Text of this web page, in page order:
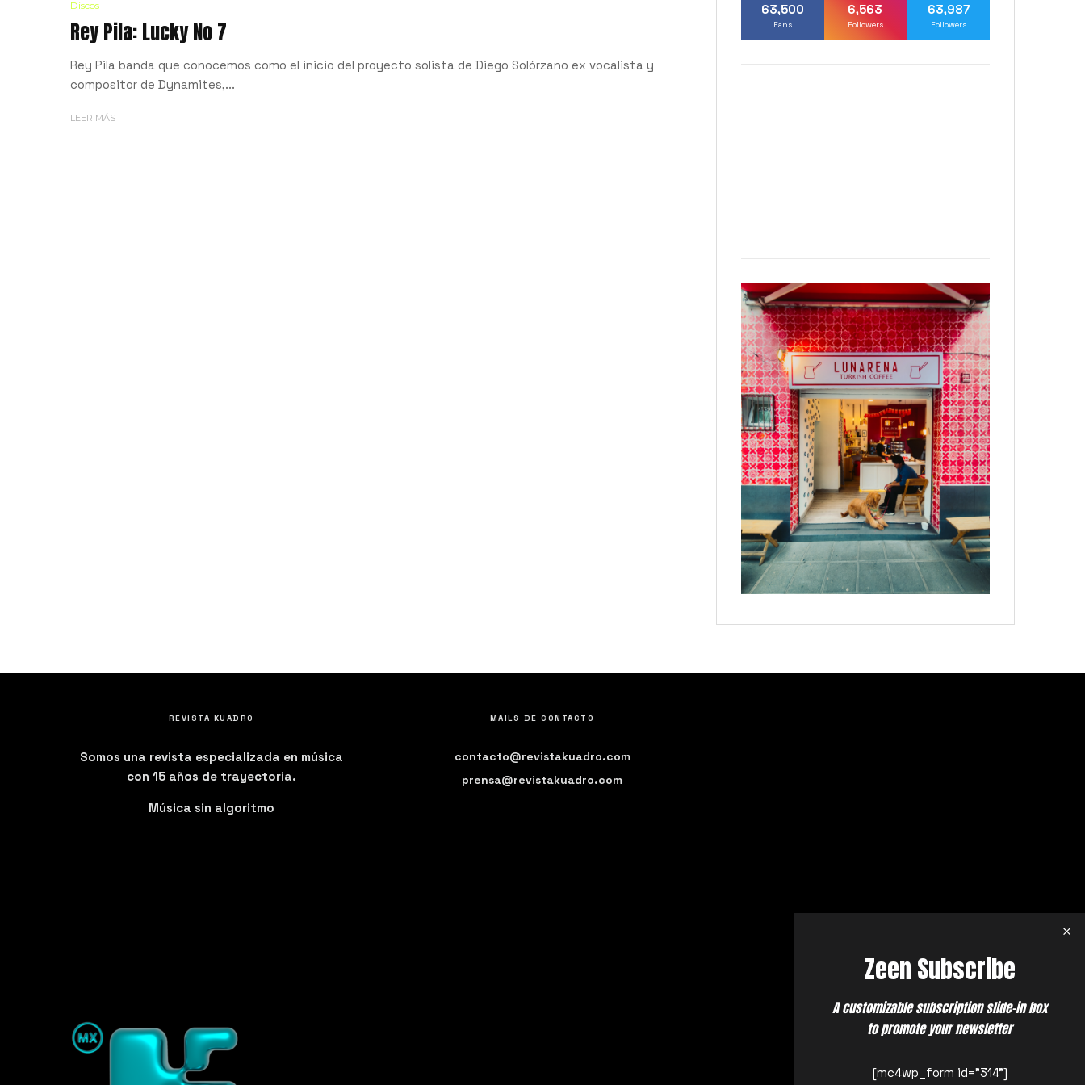
Discos
Rey Pila: Lucky No 7
Rey Pila banda que conocemos como el inicio del proyecto solista de Diego Solórzano ex vocalista y
compositor de Dynamites,...
LEER MÁS
63,500
Fans
6,563
Followers
63,987
Followers
REVISTA KUADRO
Somos una revista especializada en música
con 15 años de trayectoria.
Música sin algoritmo
MAILS DE CONTACTO
contacto@revistakuadro.com
prensa@revistakuadro.com
Zeen Subscribe
A customizable subscription slide-in box
to promote your newsletter
[mc4wp_form id="314"]